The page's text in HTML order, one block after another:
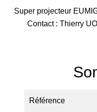
Super projecteur
Contact : Thierry
Référence